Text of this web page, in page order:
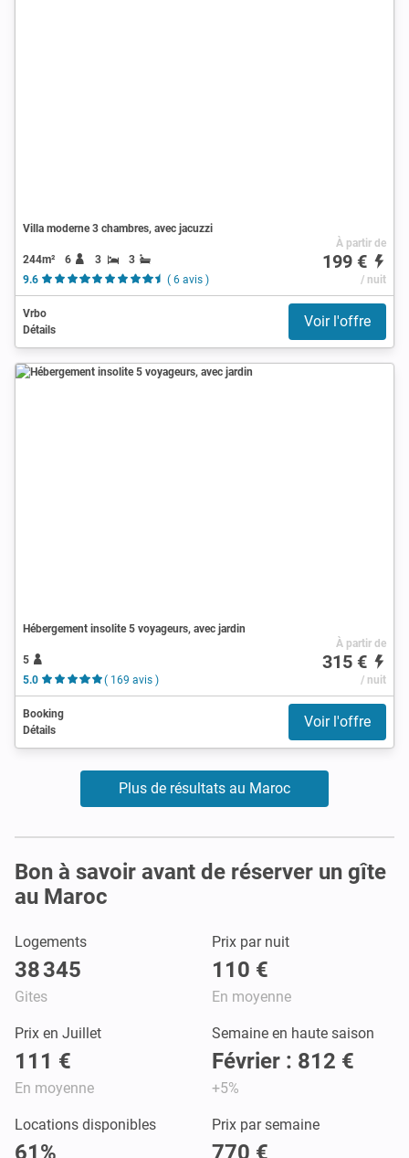
Villa moderne 3 chambres, avec jacuzzi
244m² 6 3
3
9.6
( 6 avis )
À partir de
199 €
/ nuit
Vrbo
Détails
Voir l'offre
Hébergement insolite 5 voyageurs, avec jardin
5
5.0
( 169 avis )
À partir de
315 €
/ nuit
Booking
Détails
Voir l'offre
Plus de résultats au Maroc
Bon à savoir avant de réserver un gîte
au Maroc
Logements
38 345
Gites
Prix par nuit
110 €
En moyenne
Prix en Juillet
111 €
En moyenne
Semaine en haute saison
Février : 812 €
+5%
Locations disponibles
61%
Prix par semaine
770 €